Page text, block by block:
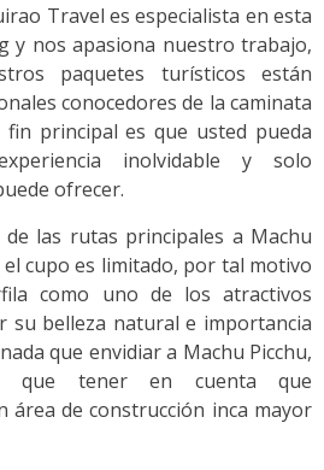
Travel es especialista en esta
y nos apasiona nuestro trabajo,
paquetes turísticos están
conocedores de la caminata
fin principal es que usted pueda
inolvidable y solo
ofrecer.
las rutas principales a Machu
el cupo es limitado, por tal motivo
como uno de los atractivos
su belleza natural e importancia
que envidiar a Machu Picchu,
que tener en cuenta que
área de construcción inca mayor